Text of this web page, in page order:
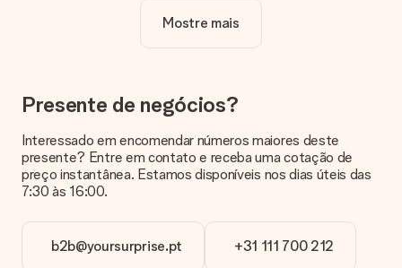
A personalização está incluída no preço?
Sim, o preço apresentado no site já inclui a personalização do
Queremos ter a certeza de que estás completamente
satisfeito com o teu presente. Por isso, é importante que
sobre a qualidade da tua imagem, contacta a nossa equipa de
apoio ao cliente e inclui a tua fotografia juntamente com o
presente que estás interessado em encomendar. Eles podem
então verificar a qualidade para ti!
Em que formatos posso enviar as minhas fotografias?
Pode enviar as suas fotografias em formato JPG e PNG. Se
Mostre mais
Presente de negócios?
Interessado em encomendar números maiores deste
presente? Entre em contato e receba uma cotação de
preço instantânea. Estamos disponíveis nos dias úteis das
7:30 às 16:00.
b2b@yoursurprise.pt +31 111 700 212